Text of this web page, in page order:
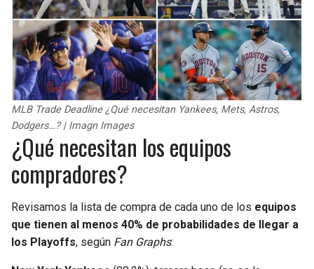
MLB Trade Deadline ¿Qué necesitan Yankees, Mets, Astros,
Dodgers…? | Imagn Images
¿Qué necesitan los equipos
compradores?
Revisamos la lista de compra de cada uno de los equipos
que tienen al menos 40% de probabilidades de llegar a
los Playoffs, según Fan Graphs: